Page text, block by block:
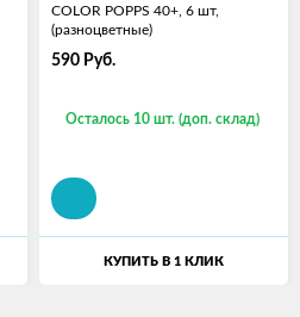
COLOR POPPS 40+, 6 шт,
(разноцветные)
590 Руб.
Осталось 10 шт. (доп. склад)
КУПИТЬ В 1 КЛИК